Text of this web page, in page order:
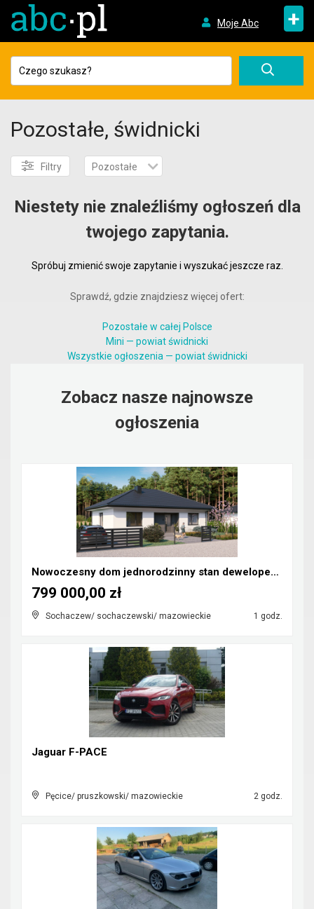
Moje Abc +
Pozostałe, świdnicki
Filtry Pozostałe
Niestety nie znaleźliśmy ogłoszeń dla
twojego zapytania.
Spróbuj zmienić swoje zapytanie i wyszukać jeszcze raz.
Sprawdź, gdzie znajdziesz więcej ofert:
Pozostałe w całej Polsce
Mini — powiat świdnicki
Wszystkie ogłoszenia — powiat świdnicki
Zobacz nasze najnowsze
ogłoszenia
Nowoczesny dom jednorodzinny stan deweloperski
Sochaczew/ sochaczewski/ mazowieckie 1 godz.
799 000,00 zł
Jaguar F-PACE
Pęcice/ pruszkowski/ mazowieckie 2 godz.